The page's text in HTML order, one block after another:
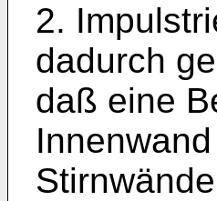
2.
dadurch
daß eine